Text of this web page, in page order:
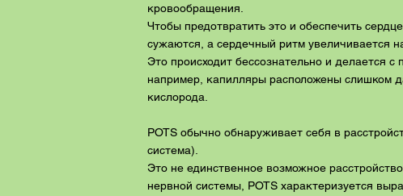
кровообращения.
Чтобы предотвратить это и обеспечить
сужаются, а сердечный ритм увеличивается
Это происходит бессознательно и делается
например, капилляры расположены слишком
кислорода.
POTS обычно обнаруживает себя в
система).
Это не единственное возможное
нервной системы, POTS характеризуется